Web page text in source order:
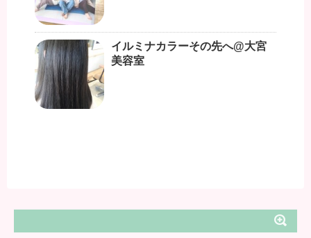
イルミナカラーその先へ@大宮
美容室